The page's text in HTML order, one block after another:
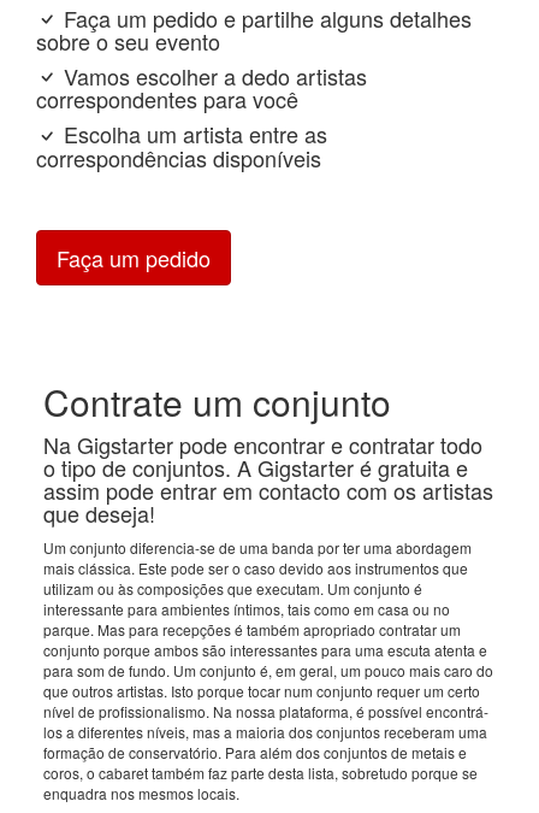
Faça um pedido e partilhe alguns detalhes
sobre o seu evento
Vamos escolher a dedo artistas
correspondentes para você
Escolha um artista entre as
correspondências disponíveis
Faça um pedido
Contrate um conjunto
Na Gigstarter pode encontrar e contratar todo
o tipo de conjuntos. A Gigstarter é gratuita e
assim pode entrar em contacto com os artistas
que deseja!
Um conjunto diferencia-se de uma banda por ter uma abordagem
mais clássica. Este pode ser o caso devido aos instrumentos que
utilizam ou às composições que executam. Um conjunto é
interessante para ambientes íntimos, tais como em casa ou no
parque. Mas para recepções é também apropriado contratar um
conjunto porque ambos são interessantes para uma escuta atenta e
para som de fundo. Um conjunto é, em geral, um pouco mais caro do
que outros artistas. Isto porque tocar num conjunto requer um certo
nível de profissionalismo. Na nossa plataforma, é possível encontrá-
los a diferentes níveis, mas a maioria dos conjuntos receberam uma
formação de conservatório. Para além dos conjuntos de metais e
coros, o cabaret também faz parte desta lista, sobretudo porque se
enquadra nos mesmos locais.